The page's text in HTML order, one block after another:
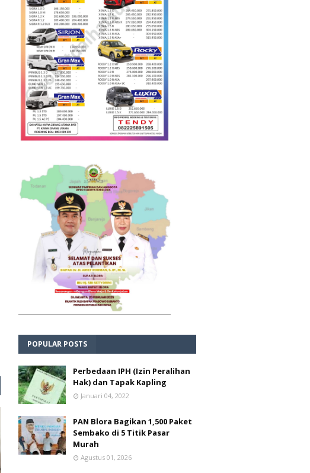
POPULAR POSTS
Perbedaan IPH (Izin Peralihan
Hak) dan Tapak Kapling
Januari 04, 2022
PAN Blora Bagikan 1,500 Paket
Sembako di 5 Titik Pasar
Murah
Agustus 01, 2026